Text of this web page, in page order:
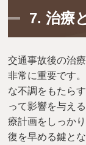
7. 治療
交通事故後の治
非常に重要です
な不調をもたら
って影響を与え
療計画をしっか
復を早める鍵とな